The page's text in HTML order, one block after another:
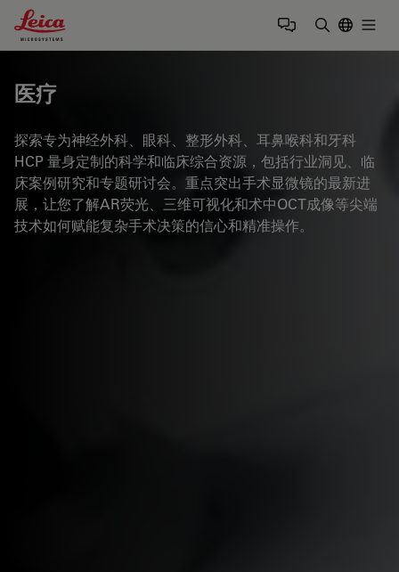
Leica Microsystems Logo
医疗
探索专为神经外科、眼科、整形外科、耳鼻喉科和牙科
HCP 量身定制的科学和临床综合资源，包括行业洞见、临
床案例研究和专题研讨会。重点突出手术显微镜的最新进
展，让您了解AR荧光、三维可视化和术中OCT成像等尖端
技术如何赋能复杂手术决策的信心和精准操作。